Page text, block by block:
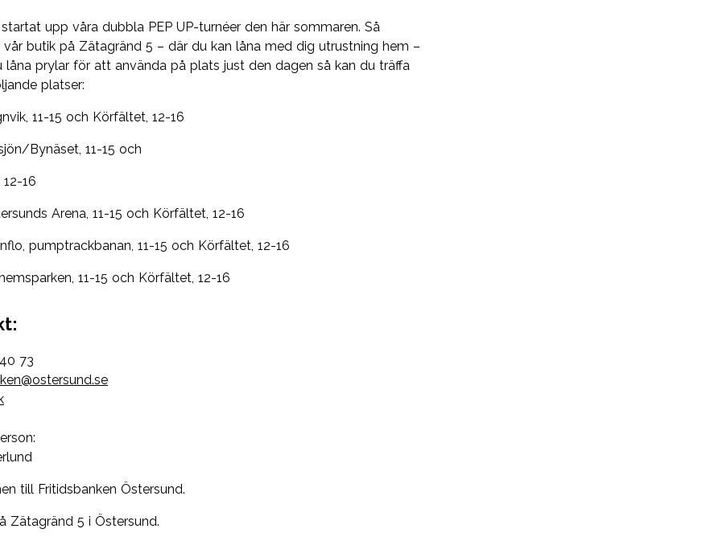
upp våra dubbla PEP UP-turnéer den här sommaren. Så
butik på Zätagränd 5 – där du kan låna med dig utrustning hem –
låna prylar för att använda på plats just den dagen så kan du träffa
platser:
11-15 och Körfältet, 12-16
Bynäset, 11-15 och
16
Arena, 11-15 och Körfältet, 12-16
pumptrackbanan, 11-15 och Körfältet, 12-16
11-15 och Körfältet, 12-16
73
till Fritidsbanken Östersund.
Zätagränd 5 i Östersund.